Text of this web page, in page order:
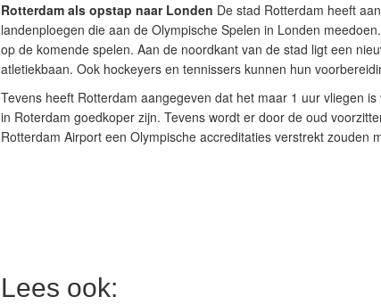
Rotterdam als opstap naar Londen De stad Rotterdam heeft
landenploegen die aan de Olympische Spelen in Londen
op de komende spelen. Aan de noordkant van de stad ligt een
atletiekbaan. Ook hockeyers en tennissers kunnen hun
Tevens heeft Rotterdam aangegeven dat het maar 1 uur vliegen
in Roterdam goedkoper zijn. Tevens wordt er door de oud
Rotterdam Airport een Olympische accreditaties verstrekt zouden
Lees ook: